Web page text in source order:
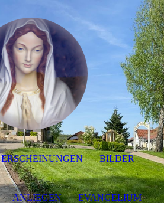
ERSCHEINUNGEN BILDER
ANLIEGEN EVANGELIUM